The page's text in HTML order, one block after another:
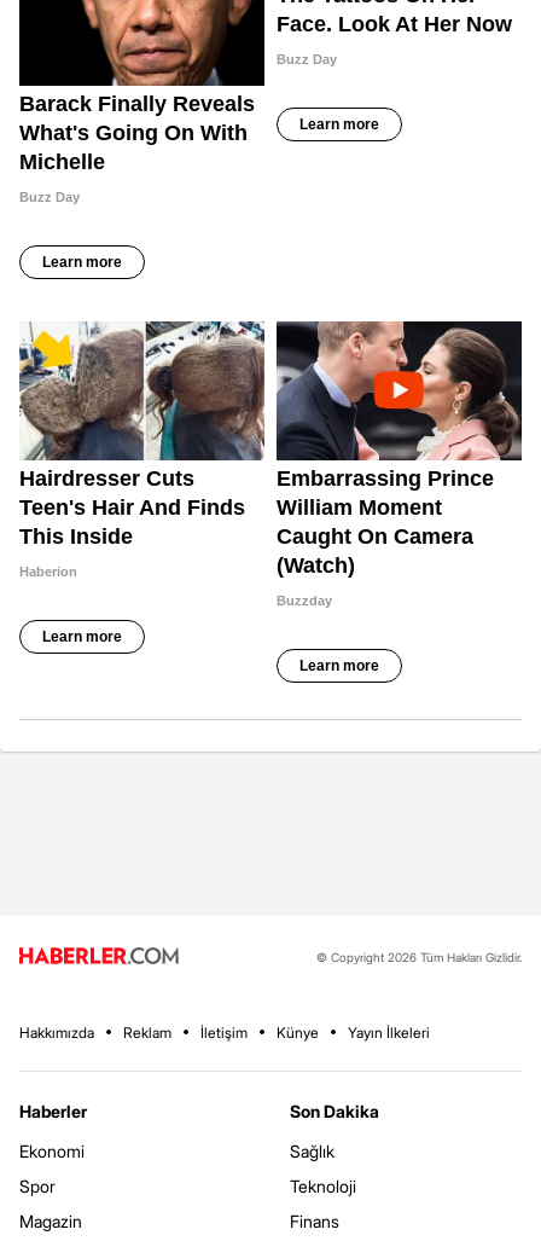
© Copyright 2026 Tüm Hakları Gizlidir.
Hakkımızda Reklam İletişim Künye Yayın İlkeleri
Haberler
Ekonomi
Spor
Magazin
Son Dakika
Sağlık
Teknoloji
Finans